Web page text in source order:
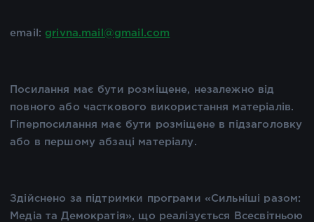
email: grivna.mail@gmail.com
Посилання має бути розміщене, незалежно від
повного або часткового використання матеріалів.
Гіперпосилання має бути розміщене в підзаголовку
або в першому абзаці матеріалу.
Здійснено за підтримки програми «Сильніші разом:
Медіа та Демократія», що реалізується Всесвітньою